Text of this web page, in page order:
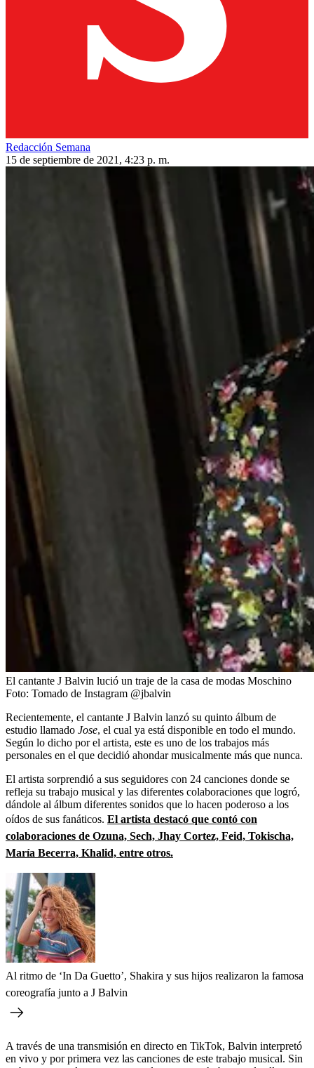
Redacción Semana
15 de septiembre de 2021, 4:23 p. m.
El cantante J Balvin lució un traje de la casa de modas Moschino
Foto: Tomado de Instagram @jbalvin
Recientemente, el cantante J Balvin lanzó su quinto álbum de
estudio llamado Jose, el cual ya está disponible en todo el mundo.
Según lo dicho por el artista, este es uno de los trabajos más
personales en el que decidió ahondar musicalmente más que nunca.
El artista sorprendió a sus seguidores con 24 canciones donde se
refleja su trabajo musical y las diferentes colaboraciones que logró,
dándole al álbum diferentes sonidos que lo hacen poderoso a los
oídos de sus fanáticos. El artista destacó que contó con
colaboraciones de Ozuna, Sech, Jhay Cortez, Feid, Tokischa,
María Becerra, Khalid, entre otros.
Al ritmo de ‘In Da Guetto’, Shakira y sus hijos realizaron la famosa
coreografía junto a J Balvin
A través de una transmisión en directo en TikTok, Balvin interpretó
en vivo y por primera vez las canciones de este trabajo musical. Sin